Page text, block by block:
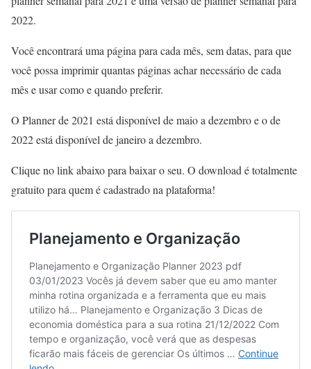
2022.
Você encontrará uma página para cada mês, sem datas, para que
você possa imprimir quantas páginas achar necessário de cada
mês e usar como e quando preferir.
O Planner de 2021 está disponível de maio a dezembro e o de
2022 está disponível de janeiro a dezembro.
Clique no link abaixo para baixar o seu. O download é totalmente
gratuito para quem é cadastrado na plataforma!